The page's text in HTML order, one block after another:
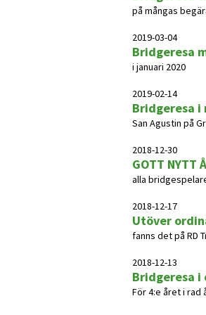
på mångas
2019-03-04
Bridgeresa
i januari 2020
2019-02-14
Bridgeresa i
San Agustin på
2018-12-30
GOTT NYTT
alla
2018-12-17
Utöver
fanns det på RD
2018-12-13
Bridgeresa i
För 4:e året i rad